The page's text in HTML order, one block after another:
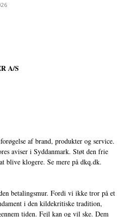
A/S
af brand, produkter og service.
aviser i Syddanmark. Støt den frie
blive klogere. Se mere på dkq.dk.
betalingsmur. Fordi vi ikke tror på et
i den kildekritiske tradition,
tiden. Fejl kan og vil ske. Dem